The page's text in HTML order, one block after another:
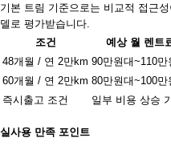
기본 트림 기준으로는 비교적 접근
델로 평가받습니다.
조건
예상 월 렌트
48개월 / 연 2만km 90만원대~110만
60개월 / 연 2만km 80만원대~100만
즉시출고 조건
일부 비용 상승
실사용 만족 포인트